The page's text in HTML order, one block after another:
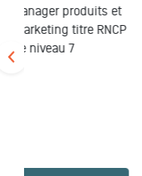
RYTHME
Apprentissage,